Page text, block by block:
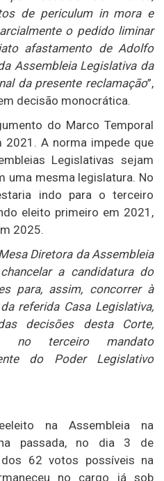
de periculum in mora e
o pedido liminar
afastamento de Adolfo
Assembleia Legislativa da
da presente reclamação”,
decisão monocrática.
do Marco Temporal
2021. A norma impede que
Legislativas sejam
uma mesma legislatura. No
indo para o terceiro
eleito primeiro em 2021,
2025.
Diretora da Assembleia
a candidatura do
para, assim, concorrer à
referida Casa Legislativa,
decisões desta Corte,
no terceiro mandato
do Poder Legislativo
na Assembleia na
passada, no dia 3 de
62 votos possíveis na
no cargo já sob